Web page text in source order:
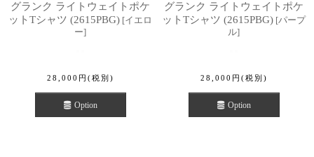
グランク ライトウェイトポケ
ットTシャツ (2615PBG) [イエロ
ー]
28,000 円 (税別)
Option
グランク ライトウェイトポケ
ットTシャツ (2615PBG) [パープ
ル]
28,000 円 (税別)
Option